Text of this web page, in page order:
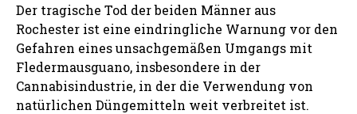
Der tragische Tod der beiden Männer aus
Rochester ist eine eindringliche Warnung vor den
Gefahren eines unsachgemäßen Umgangs mit
Fledermausguano, insbesondere in der
Cannabisindustrie, in der die Verwendung von
natürlichen Düngemitteln weit verbreitet ist.